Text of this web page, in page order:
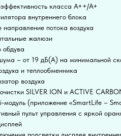
класса А++/A+
внутреннего блока
потока воздуха
жалюзи
обдува
– от 19 дБ(А) на минимальной
и теплообменника
воздуха
SILVER ION и ACTIVE
модуль (приложение «SmartLife –
пульт управления с яркой